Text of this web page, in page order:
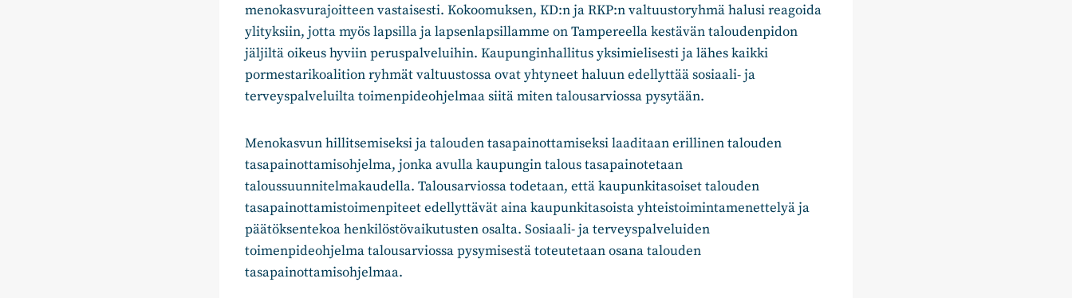
menokasvurajoitteen vastaisesti. Kokoomuksen, KD:n ja RKP:n valtuustoryhmä halusi reagoida
ylityksiin, jotta myös lapsilla ja lapsenlapsillamme on Tampereella kestävän taloudenpidon
jäljiltä oikeus hyviin peruspalveluihin. Kaupunginhallitus yksimielisesti ja lähes kaikki
pormestarikoalition ryhmät valtuustossa ovat yhtyneet haluun edellyttää sosiaali- ja
terveyspalveluilta toimenpideohjelmaa siitä miten talousarviossa pysytään.
Menokasvun hillitsemiseksi ja talouden tasapainottamiseksi laaditaan erillinen talouden
tasapainottamisohjelma, jonka avulla kaupungin talous tasapainotetaan
taloussuunnitelmakaudella. Talousarviossa todetaan, että kaupunkitasoiset talouden
tasapainottamistoimenpiteet edellyttävät aina kaupunkitasoista yhteistoimintamenettelyä ja
päätöksentekoa henkilöstövaikutusten osalta. Sosiaali- ja terveyspalveluiden
toimenpideohjelma talousarviossa pysymisestä toteutetaan osana talouden
tasapainottamisohjelmaa.